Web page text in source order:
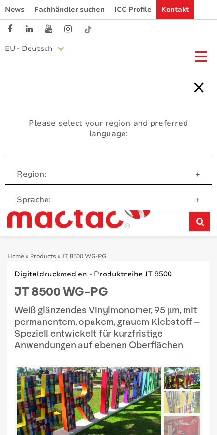
News Fachhändler suchen ICC Profile Kontakt
EU - Deutsch
Please select your region and preferred
language:
Region: +
Sprache: +
Customer Service
Home» Products » JT 8500 WG-PG
Digitaldruckmedien - Produktreihe JT 8500
JT 8500 WG-PG
Weiß glänzendes Vinylmonomer, 95 µm, mit
permanentem, opakem, grauem Klebstoff –
Speziell entwickelt für kurzfristige
Anwendungen auf ebenen Oberflächen